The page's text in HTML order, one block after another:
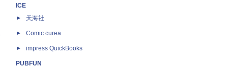
ICE
天海社
Comic curea
impress QuickBooks
PUBFUN